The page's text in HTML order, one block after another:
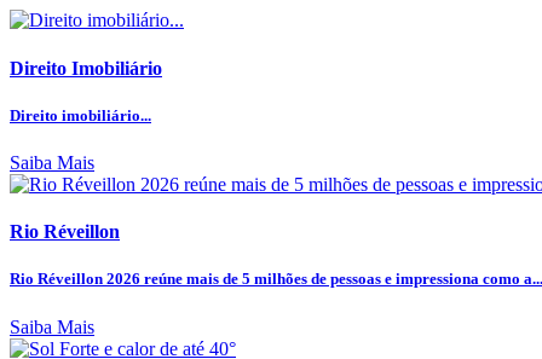
Direito Imobiliário
Direito imobiliário...
Saiba Mais
Rio Réveillon
Rio Réveillon 2026 reúne mais de 5 milhões de pessoas e impressiona como a...
Saiba Mais